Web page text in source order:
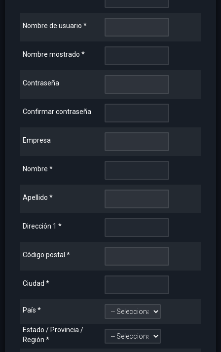
Nombre de usuario *
Nombre mostrado *
Contraseña
Confirmar contraseña
Empresa
Nombre *
Apellido *
Dirección 1 *
Código postal *
Ciudad *
País *
Estado / Provincia /
Región *